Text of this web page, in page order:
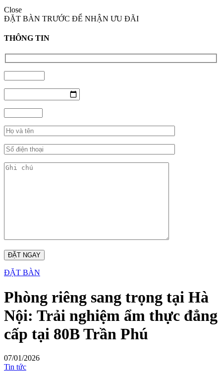
Close
ĐẶT BÀN TRƯỚC ĐỂ NHẬN ƯU ĐÃI
THÔNG TIN
ĐẶT BÀN
Phòng riêng sang trọng tại Hà
Nội: Trải nghiệm ẩm thực đẳng
cấp tại 80B Trần Phú
07/01/2026
Tin tức